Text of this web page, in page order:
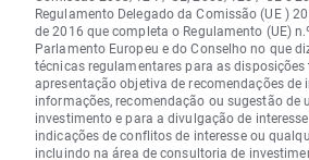
Regulamento Delegado da Comissão (UE )
de 2016 que completa o Regulamento (UE)
Parlamento Europeu e do Conselho no que
técnicas regulamentares para as
apresentação objetiva de recomendações de
informações, recomendação ou sugestão de
investimento e para a divulgação de
indicações de conflitos de interesse ou
incluindo na área de consultoria de